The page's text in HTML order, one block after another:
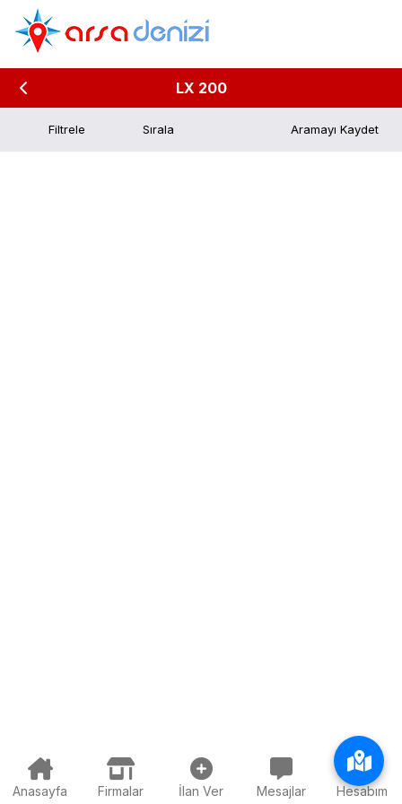
LX 200
Filtrele Aramayı Kaydet
Anasayfa Firmalar İlan Ver Mesajlar Hesabım